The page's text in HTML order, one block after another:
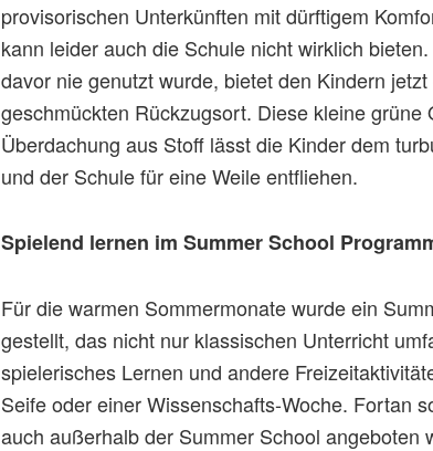
provisorischen Unterkünften mit dürftigem
kann leider auch die Schule nicht wirklich
davor nie genutzt wurde, bietet den Kindern
geschmückten Rückzugsort. Diese kleine
Überdachung aus Stoff lässt die Kinder dem
und der Schule für eine Weile entfliehen.
Spielend lernen im Summer School
Für die warmen Sommermonate wurde ein
gestellt, das nicht nur klassischen Unterricht
spielerisches Lernen und andere
Seife oder einer Wissenschafts-Woche. Fortan
auch außerhalb der Summer School angeboten